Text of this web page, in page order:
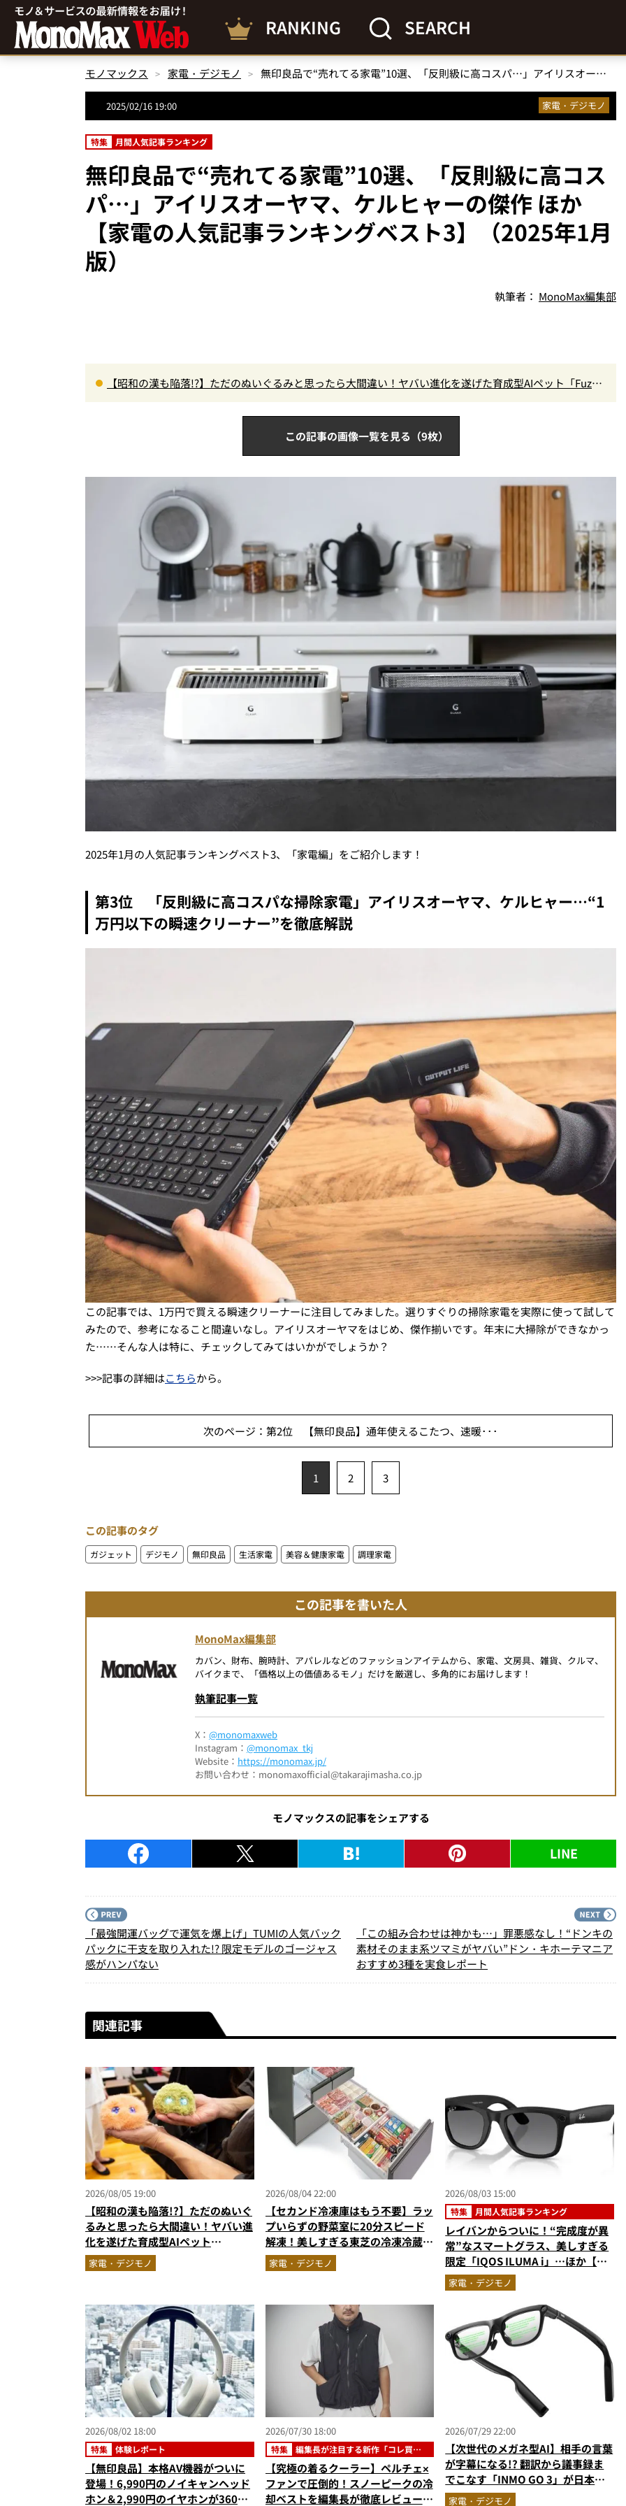
RANKING SEARCH
モノマックス 家電・デジモノ 無印良品で“売れてる家電”10選、「反則級に高コスパ…」アイリスオーヤマ、ケルヒャーの傑作 ほか【家電の人気記事ランキングベスト3】（2025年1月版）
2025/02/16 19:00 家電・デジモノ
特集 月間人気記事ランキング
無印良品で“売れてる家電”10選、「反則級に高コス
パ…」アイリスオーヤマ、ケルヒャーの傑作 ほか
【家電の人気記事ランキングベスト3】（2025年1月
版）
執筆者： MonoMax編集部
【昭和の漢も陥落!?】ただのぬいぐるみと思ったら大間違い！ヤバい進化を遂げた育成型AIペット「Fuzoz
この記事の画像一覧を見る（9枚）
2025年1月の人気記事ランキングベスト3、「家電編」をご紹介します！
第3位 「反則級に高コスパな掃除家電」アイリスオーヤマ、ケルヒャー…“1
万円以下の瞬速クリーナー”を徹底解説
この記事では、1万円で買える瞬速クリーナーに注目してみました。選りすぐりの掃除家電を実際に使って試して
みたので、参考になること間違いなし。アイリスオーヤマをはじめ、傑作揃いです。年末に大掃除ができなかっ
た……そんな人は特に、チェックしてみてはいかがでしょうか？
>>>記事の詳細はこちらから。
次のページ：第2位 【無印良品】通年使えるこたつ、速暖･･･
1 2 3
この記事のタグ
ガジェット デジモノ 無印良品 生活家電 美容＆健康家電 調理家電
この記事を書いた人
MonoMax編集部
カバン、財布、腕時計、アパレルなどのファッションアイテムから、家電、文房具、雑貨、クルマ、
バイクまで、「価格以上の価値あるモノ」だけを厳選し、多角的にお届けします！
執筆記事一覧
X： @monomaxweb
Instagram： @monomax_tkj
Website： https://monomax.jp/
お問い合わせ：monomaxofficial@takarajimasha.co.jp
モノマックスの記事をシェアする
LINE
「最強開運バッグで運気を爆上げ」TUMIの人気バック
パックに干支を取り入れた!? 限定モデルのゴージャス
感がハンパない
「この組み合わせは神かも…」罪悪感なし！“ドンキの
素材そのまま系ツマミがヤバい”ドン・キホーテマニア
おすすめ3種を実食レポート
関連記事
2026/08/05 19:00
【昭和の漢も陥落!?】ただのぬいぐ
るみと思ったら大間違い！ヤバい進
化を遂げた育成型AIペット
「Fuzozo」にハートを奪われた
家電・デジモノ
2026/08/04 22:00
【セカンド冷凍庫はもう不要】ラッ
プいらずの野菜室に20分スピード
解凍！美しすぎる東芝の冷凍冷蔵庫
「フリーザ」を徹底解説／No.1モ
ノ雑誌編集長が選ぶ『センスがいい
家電・デジモノ
2026/08/03 15:00
特集 月間人気記事ランキング
レイバンからついに！“完成度が異
常”なスマートグラス、美しすぎる
限定「IQOS ILUMA i」…ほか【ガ
ジェットの人気記事ランキングベス
ト3】（2026年6月版）
家電・デジモノ
2026/08/02 18:00
特集 体験レポート
【無印良品】本格AV機器がついに
登場！6,990円のノイキャンヘッド
ホン＆2,990円のイヤホンが360度
2026/07/30 18:00
特集
編集長が注目する新作「コレ買い
です」
【究極の着るクーラー】ペルチェ×
ファンで圧倒的！スノーピークの冷
却ベストを編集長が徹底レビュー。
2026/07/29 22:00
【次世代のメガネ型AI】相手の言葉
が字幕になる!? 翻訳から議事録ま
でこなす「INMO GO 3」が日本上
陸家電・デジモノ